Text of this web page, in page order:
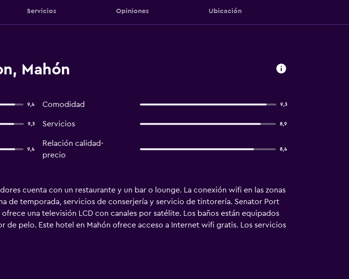
Servicios Opiniones Ubicación
Mahón
9,4 Comodidad 9,3
9,3 Servicios 8,9
9,4
Relación calidad-
precio
8,4
cuenta con un restaurante y un bar o lounge. La conexión wifi en las zonas
de temporada, servicios de conserjería y servicio de tintorería. Senator Port
una televisión LCD con canales por satélite. Los baños están equipados
pelo. Este hotel en Mahón ofrece acceso a Internet wifi gratis. Los servicios
ofrece servicio de limpieza todos los días y es posible solicitar tabla de
este hotel incluyen una piscina al aire libre.